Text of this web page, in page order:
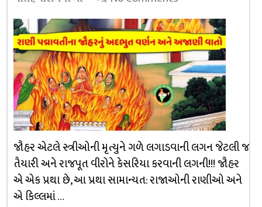
જૌહર એટલે સ્ત્રીઓની મૃત્યુને ગળે લગાડવાની લગન જેટલી જ
તૈયારી અને રાજપૂત વીરોને કેસરિયા કરવાની લગની!!! જૌહર
એ એક પ્રથા છે, આ પ્રથા સામાન્યત: રાજાઓની રાણીઓ અને
એ કિલ્લમાં …